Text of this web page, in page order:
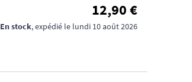
12,90 €
En stock, expédié le lundi 10 août 2026